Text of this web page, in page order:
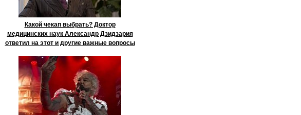
Какой чекап выбрать? Доктор
медицинских наук Александр Дзидзария
ответил на этот и другие важные вопросы